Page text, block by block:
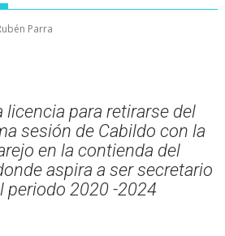
Parra
licencia para retirarse del
sesión de Cabildo con la
en la contienda del
aspira a ser secretario
periodo 2020 -2024